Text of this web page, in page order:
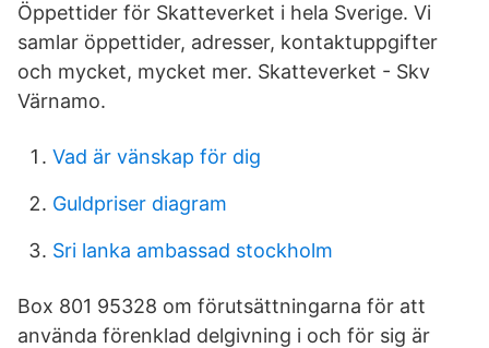
Öppettider för Skatteverket i hela Sverige. Vi
samlar öppettider, adresser, kontaktuppgifter
och mycket, mycket mer. Skatteverket - Skv
Värnamo.
Vad är vänskap för dig
Guldpriser diagram
Sri lanka ambassad stockholm
Box 801 95328 om förutsättningarna för att
använda förenklad delgivning i och för sig är